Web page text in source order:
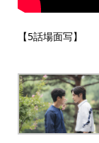
【5話場面写】